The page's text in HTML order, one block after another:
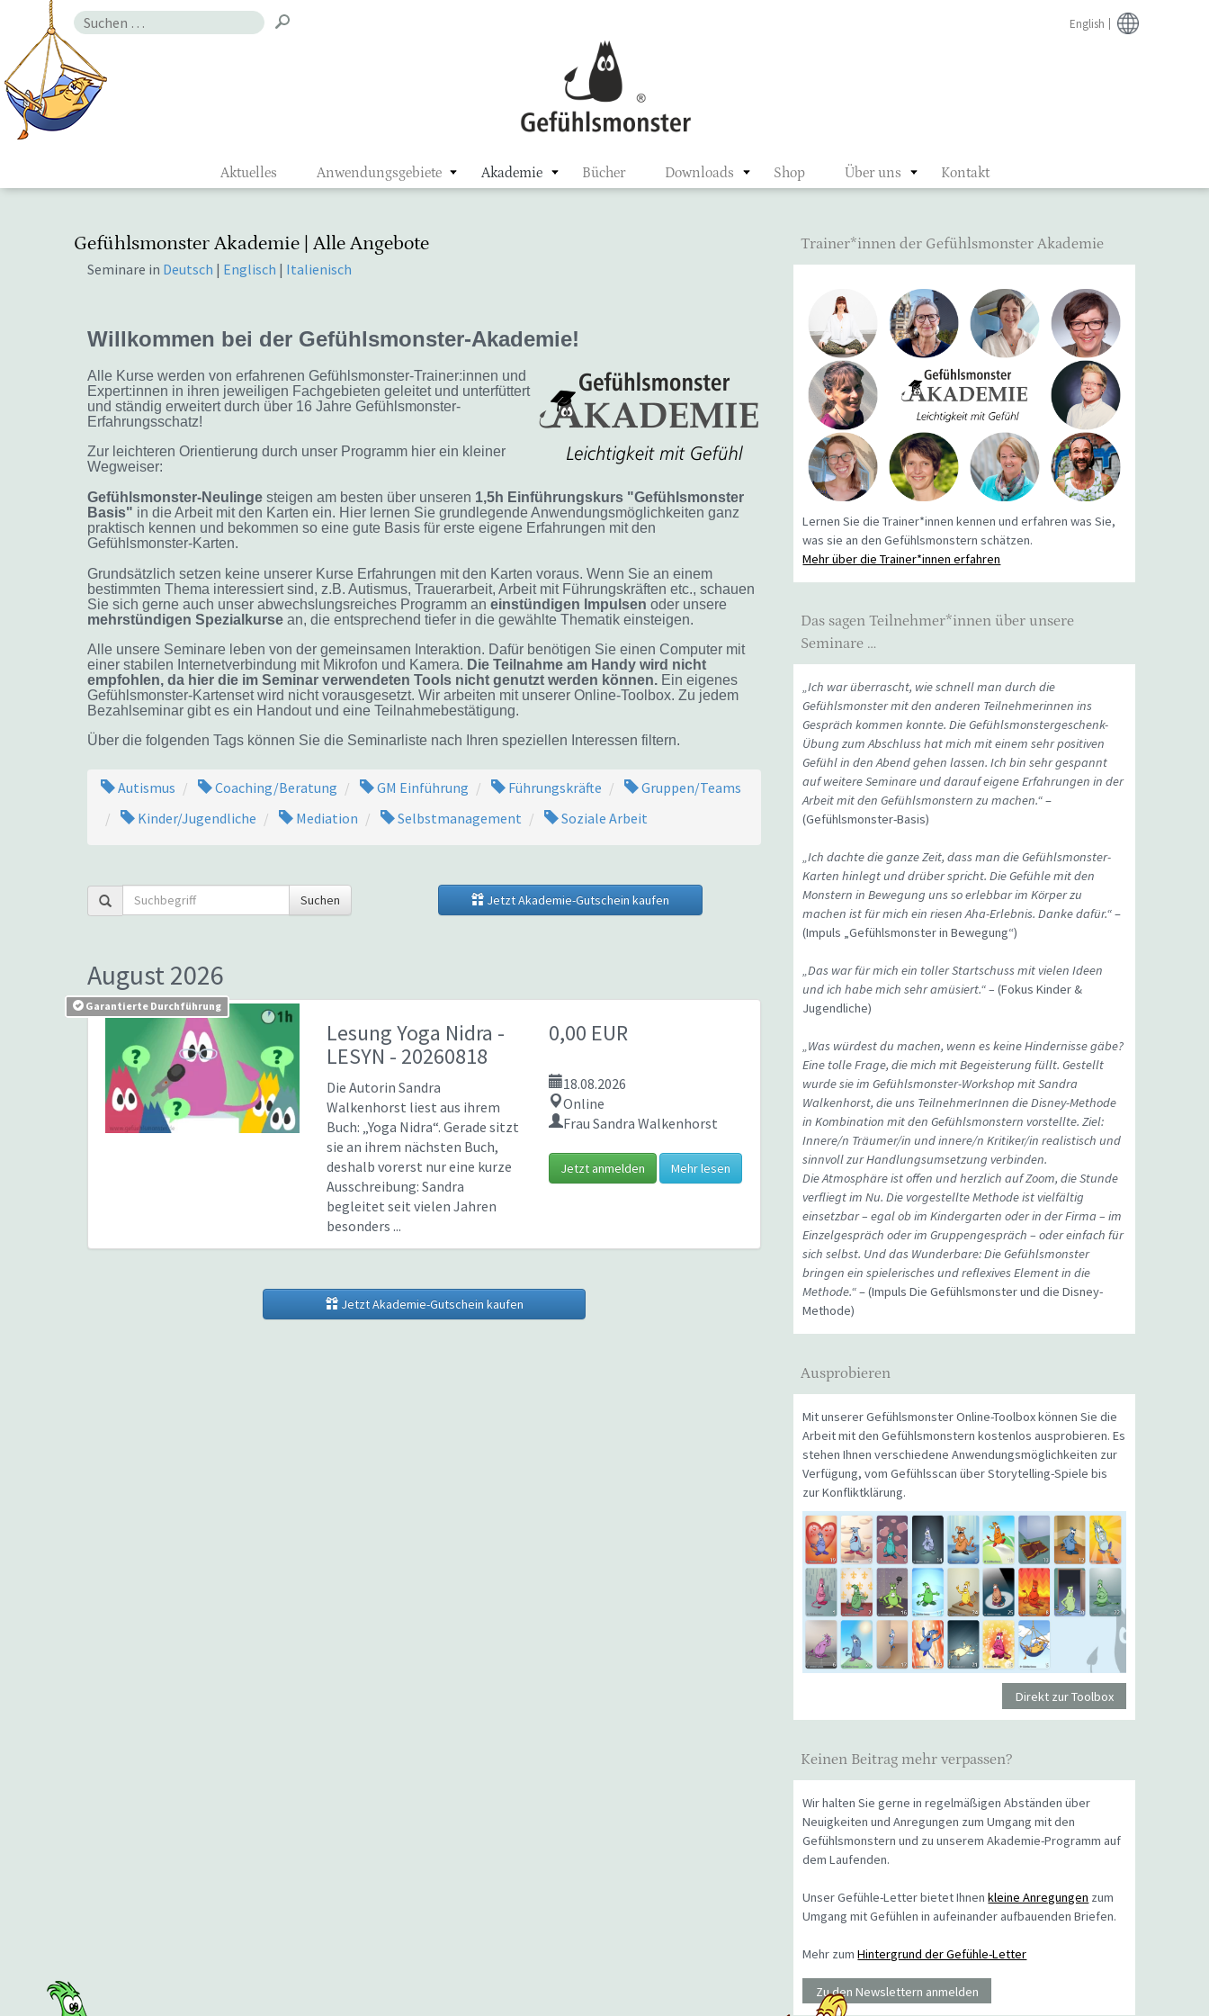
Aktuelles Anwendungsgebiete Akademie Bücher Downloads Shop Über uns Kontakt
English
Suchen
Gefühlsmonster Akademie | Alle Angebote
Seminare in Deutsch | Englisch | Italienisch
Willkommen bei der Gefühlsmonster-Akademie!
Alle Kurse werden von erfahrenen Gefühlsmonster-Trainer:innen und
Expert:innen in ihren jeweiligen Fachgebieten geleitet und unterfüttert
und ständig erweitert durch über 16 Jahre Gefühlsmonster-
Erfahrungsschatz!
Zur leichteren Orientierung durch unser Programm hier ein kleiner
Wegweiser:
Gefühlsmonster-Neulinge steigen am besten über unseren 1,5h Einführungskurs "Gefühlsmonster
Basis" in die Arbeit mit den Karten ein. Hier lernen Sie grundlegende Anwendungsmöglichkeiten ganz
praktisch kennen und bekommen so eine gute Basis für erste eigene Erfahrungen mit den
Gefühlsmonster-Karten.
Grundsätzlich setzen keine unserer Kurse Erfahrungen mit den Karten voraus. Wenn Sie an einem
bestimmten Thema interessiert sind, z.B. Autismus, Trauerarbeit, Arbeit mit Führungskräften etc., schauen
Sie sich gerne auch unser abwechslungsreiches Programm an einstündigen Impulsen oder unsere
mehrstündigen Spezialkurse an, die entsprechend tiefer in die gewählte Thematik einsteigen.
Alle unsere Seminare leben von der gemeinsamen Interaktion. Dafür benötigen Sie einen Computer mit
einer stabilen Internetverbindung mit Mikrofon und Kamera. Die Teilnahme am Handy wird nicht
empfohlen, da hier die im Seminar verwendeten Tools nicht genutzt werden können. Ein eigenes
Gefühlsmonster-Kartenset wird nicht vorausgesetzt. Wir arbeiten mit unserer Online-Toolbox. Zu jedem
Bezahlseminar gibt es ein Handout und eine Teilnahmebestätigung.
Über die folgenden Tags können Sie die Seminarliste nach Ihren speziellen Interessen filtern.
Autismus Coaching/Beratung GM Einführung Führungskräfte
Gruppen/Teams
Kinder/Jugendliche
Mediation Selbstmanagement Soziale Arbeit
Suchen Jetzt Akademie-Gutschein kaufen
August 2026
Lesung Yoga Nidra -
LESYN - 20260818
Die Autorin Sandra
Walkenhorst liest aus ihrem
Buch: „Yoga Nidra“. Gerade sitzt
sie an ihrem nächsten Buch,
deshalb vorerst nur eine kurze
Ausschreibung: Sandra
begleitet seit vielen Jahren
besonders ...
Garantierte Durchführung
0,00 EUR
18.08.2026
Online
Frau Sandra Walkenhorst
Jetzt anmelden Mehr lesen
Jetzt Akademie-Gutschein kaufen
Trainer*innen der Gefühlsmonster Akademie
Lernen Sie die Trainer*innen kennen und erfahren was Sie,
was sie an den Gefühlsmonstern schätzen.
Mehr über die Trainer*innen erfahren
Das sagen Teilnehmer*innen über unsere
Seminare …
„Ich war überrascht, wie schnell man durch die
Gefühlsmonster mit den anderen Teilnehmerinnen ins
Gespräch kommen konnte. Die Gefühlsmonstergeschenk-
Übung zum Abschluss hat mich mit einem sehr positiven
Gefühl in den Abend gehen lassen. Ich bin sehr gespannt
auf weitere Seminare und darauf eigene Erfahrungen in der
Arbeit mit den Gefühlsmonstern zu machen.“–
(Gefühlsmonster-Basis)
„Ich dachte die ganze Zeit, dass man die Gefühlsmonster-
Karten hinlegt und drüber spricht. Die Gefühle mit den
Monstern in Bewegung uns so erlebbar im Körper zu
machen ist für mich ein riesen Aha-Erlebnis. Danke dafür.“–
(Impuls „Gefühlsmonster in Bewegung“)
„Das war für mich ein toller Startschuss mit vielen Ideen
und ich habe mich sehr amüsiert.“ –(Fokus Kinder &
Jugendliche)
„Was würdest du machen, wenn es keine Hindernisse gäbe?
Eine tolle Frage, die mich mit Begeisterung füllt. Gestellt
wurde sie im Gefühlsmonster-Workshop mit Sandra
Walkenhorst, die uns TeilnehmerInnen die Disney-Methode
in Kombination mit den Gefühlsmonstern vorstellte. Ziel:
Innere/n Träumer/in und innere/n Kritiker/in realistisch und
sinnvoll zur Handlungsumsetzung verbinden.
Die Atmosphäre ist offen und herzlich auf Zoom, die Stunde
verfliegt im Nu. Die vorgestellte Methode ist vielfältig
einsetzbar – egal ob im Kindergarten oder in der Firma – im
Einzelgespräch oder im Gruppengespräch – oder einfach für
sich selbst. Und das Wunderbare: Die Gefühlsmonster
bringen ein spielerisches und reflexives Element in die
Methode.“– (Impuls Die Gefühlsmonster und die Disney-
Methode)
Ausprobieren
Mit unserer Gefühlsmonster Online-Toolbox können Sie die
Arbeit mit den Gefühlsmonstern kostenlos ausprobieren. Es
stehen Ihnen verschiedene Anwendungsmöglichkeiten zur
Verfügung, vom Gefühlsscan über Storytelling-Spiele bis
zur Konfliktklärung.
Direkt zur Toolbox
Keinen Beitrag mehr verpassen?
Wir halten Sie gerne in regelmäßigen Abständen über
Neuigkeiten und Anregungen zum Umgang mit den
Gefühlsmonstern und zu unserem Akademie-Programm auf
dem Laufenden.
Unser Gefühle-Letter bietet Ihnenkleine Anregungen zum
Umgang mit Gefühlen in aufeinander aufbauenden Briefen.
Mehr zumHintergrund der Gefühle-Letter
Zu den Newslettern anmelden